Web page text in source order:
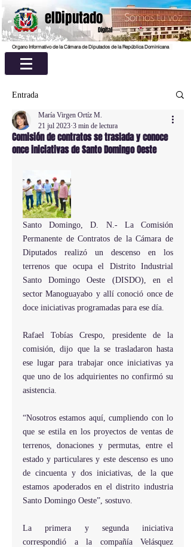
elDiputado
Digital
Organo Informativo de la Cámara de Diputados de la República Dominicana
Entrada
Comisión de contratos se traslada y conoce
once iniciativas de Santo Domingo Oeste
María Virgen Ortíz M.
21 jul 2023 3 min de lectura
Santo Domingo, D. N.- La Comisión
Permanente de Contratos de la Cámara de
Diputados realizó un descenso en los
terrenos que ocupa el Distrito Industrial
Santo Domingo Oeste (DISDO), en el
sector Manoguayabo y allí conoció once de
doce iniciativas programadas para ese día.
Rafael Tobías Crespo, presidente de la
comisión, dijo que la se trasladaron hasta
ese lugar para trabajar once iniciativas ya
que uno de los adquirientes no confirmó su
asistencia.
“Nosotros estamos aquí, cumpliendo con lo
que se estila en los proyectos de ventas de
terrenos, donaciones y permutas, entre el
estado y particulares y este descenso es uno
de cincuenta y dos iniciativas, de la que
estamos apoderados en el distrito industria
Santo Domingo Oeste”, sostuvo.
La primera y segunda iniciativa
correspondió a la compañía Velásquez